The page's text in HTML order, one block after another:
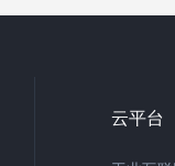
云平台